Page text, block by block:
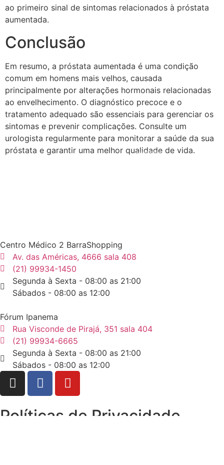
ao primeiro sinal de sintomas relacionados à próstata
aumentada.
Conclusão
Em resumo, a próstata aumentada é uma condição
comum em homens mais velhos, causada
principalmente por alterações hormonais relacionadas
ao envelhecimento. O diagnóstico precoce e o
tratamento adequado são essenciais para gerenciar os
sintomas e prevenir complicações. Consulte um
urologista regularmente para monitorar a saúde da sua
próstata e garantir uma melhor qualidade de vida.
Centro Médico 2 BarraShopping
Av. das Américas, 4666 sala 408
(21) 99934-1450
Segunda à Sexta - 08:00 as 21:00
Sábados - 08:00 as 12:00
Fórum Ipanema
Rua Visconde de Pirajá, 351 sala 404
(21) 99934-6665
Segunda à Sexta - 08:00 as 21:00
Sábados - 08:00 as 12:00
Políticas de Privacidade